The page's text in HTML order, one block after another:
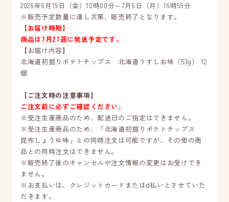
2026年6月19日（金）10時00分～7月6日（月）16時59分
※販売予定数量に達し次第、販売終了となります。
【お届け時期】
商品は7月27週に発送予定です。
【お届け内容】
北海道初掘りポテトチップス 北海道うすしお味（53g） 12
個
【ご注文時の注意事項】
ご注文前に必ずご確認ください。
※受注生産商品のため、配送日のご指定はできません。
※受注生産商品のため、「北海道初掘りポテトチップス
昆布しょうゆ味」との同時注文は可能ですが、その他の商
品との同時注文はできません。
※販売終了後のキャンセルや注文情報の変更はお受けでき
ません。
※お支払いは、クレジットカードまたはd払いとさせていた
だきます。